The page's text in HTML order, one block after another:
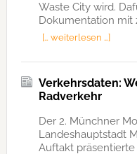
Waste City wird.
Dokumentation mit
[… weiterlesen …]
Verkehrsdaten:
Radverkehr
Der 2. Münchner
Landeshauptstadt
Auftakt